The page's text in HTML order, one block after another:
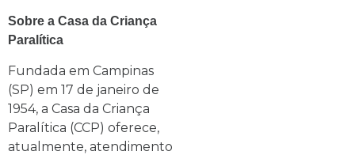
Sobre a Casa da Criança
Paralítica
Fundada em Campinas
(SP) em 17 de janeiro de
1954, a Casa da Criança
Paralítica (CCP) oferece,
atualmente, atendimento